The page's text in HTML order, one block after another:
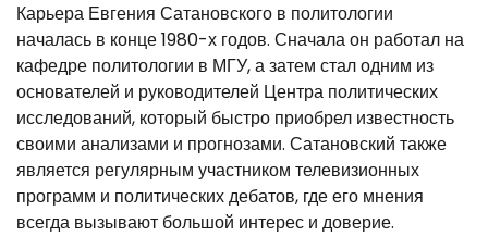
Карьера Евгения Сатановского в политологии
началась в конце 1980-х годов. Сначала он работал на
кафедре политологии в МГУ, а затем стал одним из
основателей и руководителей Центра политических
исследований, который быстро приобрел известность
своими анализами и прогнозами. Сатановский также
является регулярным участником телевизионных
программ и политических дебатов, где его мнения
всегда вызывают большой интерес и доверие.